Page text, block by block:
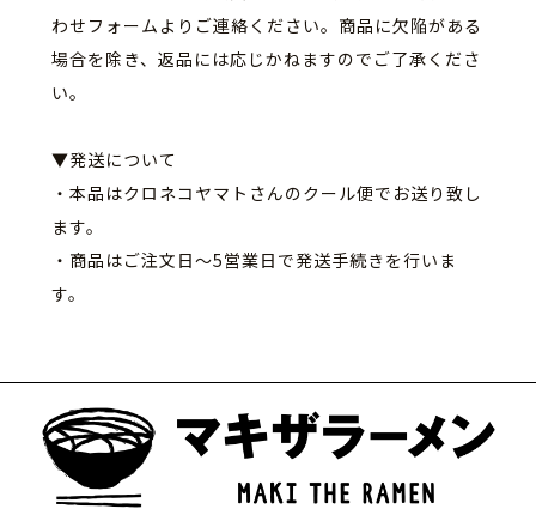
わせフォームよりご連絡ください。 商品に欠陥がある
場合を除き、返品には応じかねますのでご了承くださ
い。
▼発送について
・本品はクロネコヤマトさんのクール便でお送り致し
ます。
・商品はご注文日〜5営業日で発送手続きを行いま
す。